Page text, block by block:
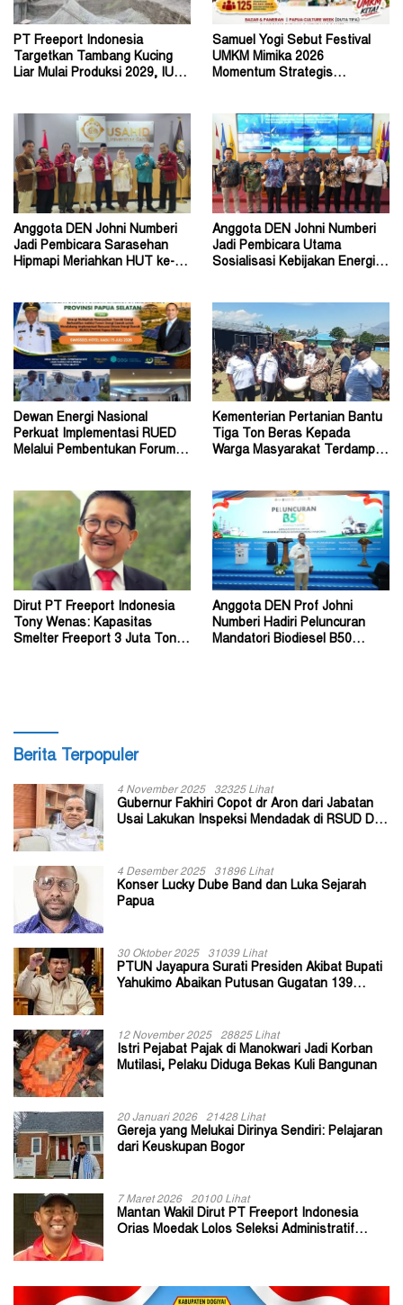
PT Freeport Indonesia
Targetkan Tambang Kucing
Liar Mulai Produksi 2029, IUPK
Samuel Yogi Sebut Festival
UMKM Mimika 2026
Momentum Strategis
Anggota DEN Johni Numberi
Jadi Pembicara Sarasehan
Hipmapi Meriahkan HUT ke-81
Anggota DEN Johni Numberi
Jadi Pembicara Utama
Sosialisasi Kebijakan Energi di
Dewan Energi Nasional
Perkuat Implementasi RUED
Melalui Pembentukan Forum
Kementerian Pertanian Bantu
Tiga Ton Beras Kepada
Warga Masyarakat Terdampak
Dirut PT Freeport Indonesia
Tony Wenas: Kapasitas
Smelter Freeport 3 Juta Ton
Anggota DEN Prof Johni
Numberi Hadiri Peluncuran
Mandatori Biodiesel B50
Berita Terpopuler
4 November 2025 32325 Lihat
Gubernur Fakhiri Copot dr Aron dari Jabatan
Usai Lakukan Inspeksi Mendadak di RSUD Dok
4 Desember 2025 31896 Lihat
Konser Lucky Dube Band dan Luka Sejarah
Papua
30 Oktober 2025 31039 Lihat
PTUN Jayapura Surati Presiden Akibat Bupati
Yahukimo Abaikan Putusan Gugatan 139
12 November 2025 28825 Lihat
Istri Pejabat Pajak di Manokwari Jadi Korban
Mutilasi, Pelaku Diduga Bekas Kuli Bangunan
20 Januari 2026 21428 Lihat
Gereja yang Melukai Dirinya Sendiri: Pelajaran
dari Keuskupan Bogor
7 Maret 2026 20100 Lihat
Mantan Wakil Dirut PT Freeport Indonesia
Orias Moedak Lolos Seleksi Administratif